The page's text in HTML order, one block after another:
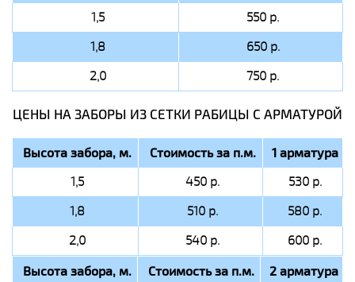
1,5
550 р.
1,8
650 р.
2,0
750 р.
ЦЕНЫ НА ЗАБОРЫ ИЗ СЕТКИ РАБИЦЫ C АРМАТУРОЙ
Высота забора, м. Стоимость за п.м. 1 арматура
1,5 450 р.
530 р.
1,8
510 р.
580 р.
2,0
540 р. 600 р.
Высота забора, м. Стоимость за п.м. 2 арматура